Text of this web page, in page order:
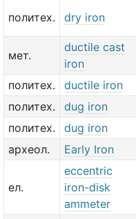
политех. dry iron
мет.
ductile cast
iron
политех. ductile iron
политех.
dug iron
политех.
dug iron
археол.
Early Iron
ел.
eccentric
iron-disk
ammeter